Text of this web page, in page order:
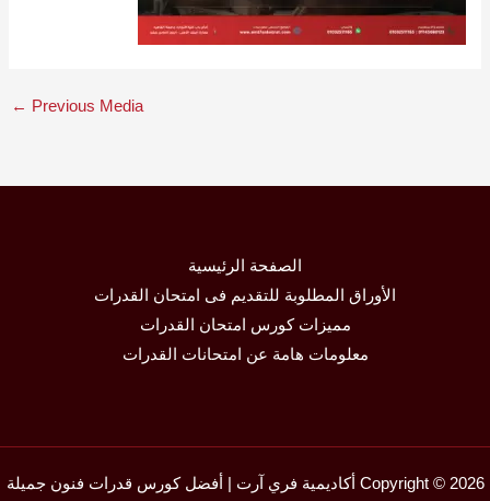
← Previous Media
الصفحة الرئيسية
الأوراق المطلوبة للتقديم فى امتحان القدرات
مميزات كورس امتحان القدرات
معلومات هامة عن امتحانات القدرات
Copyright © 2026 أكاديمية فري آرت | أفضل كورس قدرات فنون جميلة